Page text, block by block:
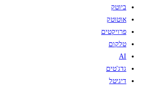
ביוטק
אוטוטק
פרויקטים
טלקום
AI
גדג'טים
דיגיטל